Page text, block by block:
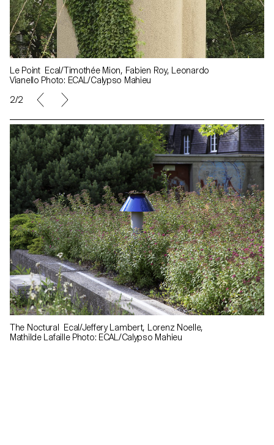
Le Point Ecal/Timothée Mion, Fabien Roy, Leonardo
Vianello Photo: ECAL/Calypso Mahieu
2/2
The Noctural Ecal/Jeffery Lambert, Lorenz Noelle,
Mathilde Lafaille Photo: ECAL/Calypso Mahieu